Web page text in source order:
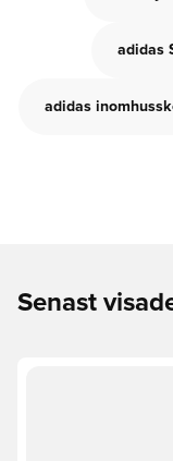
adidas
adidas
Senast